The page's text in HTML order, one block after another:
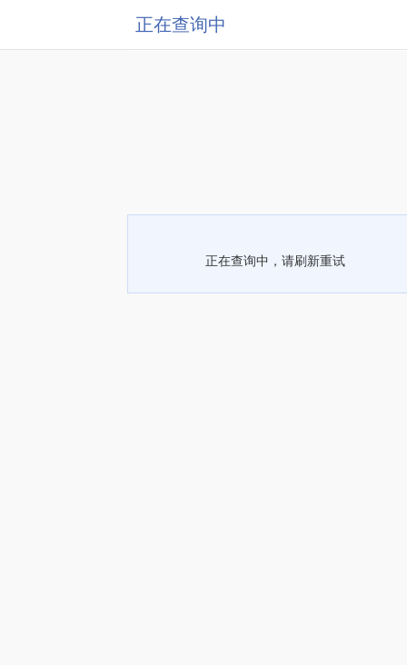
正在查询中
正在查询中，请刷新重试